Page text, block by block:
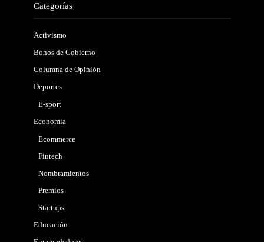
Categorías
Activismo
Bonos de Gobierno
Columna de Opinión
Deportes
E-sport
Economía
Ecommerce
Fintech
Nombramientos
Premios
Startups
Educación